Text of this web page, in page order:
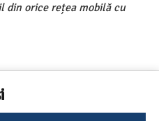
din orice rețea mobilă cu